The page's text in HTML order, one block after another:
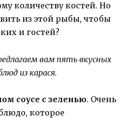
количеству костей. Но
из этой рыбы, чтобы
и гостей?
вам пять вкусных
из карася.
соусе с зеленью. Очень
которое